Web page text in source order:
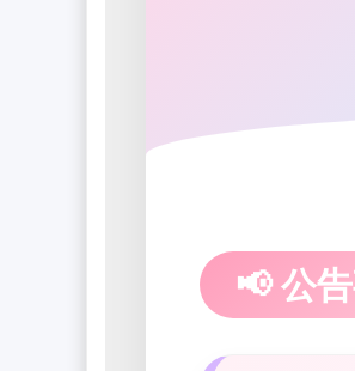
📢 公